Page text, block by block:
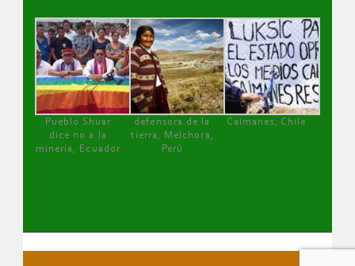
Pueblo Shuar
dice no a la
minería, Ecuador
defensora de la
tierra, Melchora,
Perú
Caimanes, Chile